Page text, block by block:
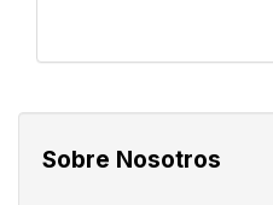
Sobre Nosotros